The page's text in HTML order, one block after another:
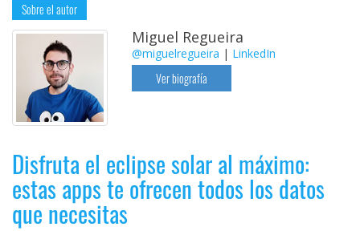
Sobre el autor
Miguel Regueira
@miguelregueira | LinkedIn
Ver biografía
Disfruta el eclipse solar al máximo:
estas apps te ofrecen todos los datos
que necesitas